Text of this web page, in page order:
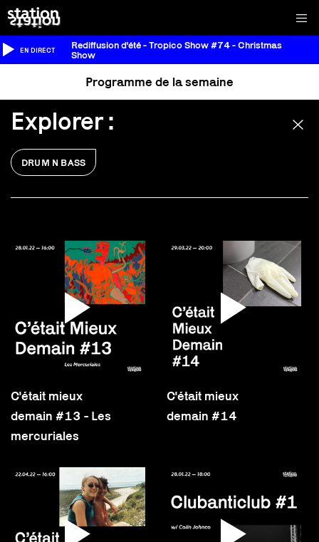
EN DIRECT
Rediffusion d'été - Tropico Show #74 - Christmas
Show
Programme de la semaine
Explorer:
DRUM N BASS
C'était mieux
demain #13 - Les
mercuriales
C'était mieux
demain #14